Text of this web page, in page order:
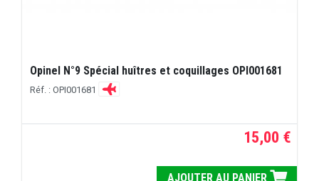
Opinel N°9 Spécial huîtres et coquillages OPI001681
Réf. : OPI001681
15,00 €
AJOUTER AU PANIER